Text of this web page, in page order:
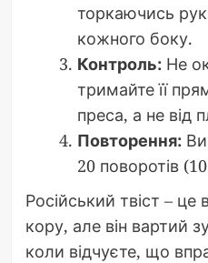
торкаючись
кожного боку.
Контроль:Не
тримайте її
преса, а не від
Повторення:
20 поворотів
Російський твіст –
кору, але він вартий
коли відчуєте, що